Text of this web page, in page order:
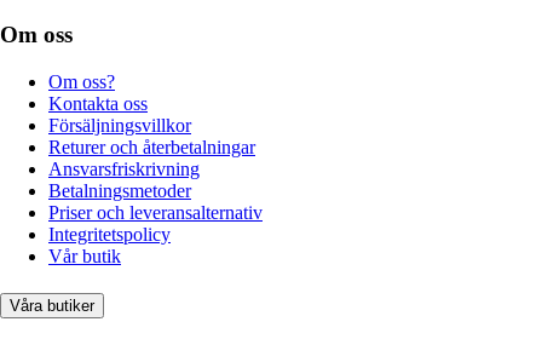
Om oss
Om oss?
Kontakta oss
Försäljningsvillkor
Returer och återbetalningar
Ansvarsfriskrivning
Betalningsmetoder
Priser och leveransalternativ
Integritetspolicy
Vår butik
Våra butiker